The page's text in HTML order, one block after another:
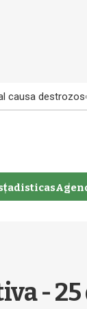
causa destrozos
-